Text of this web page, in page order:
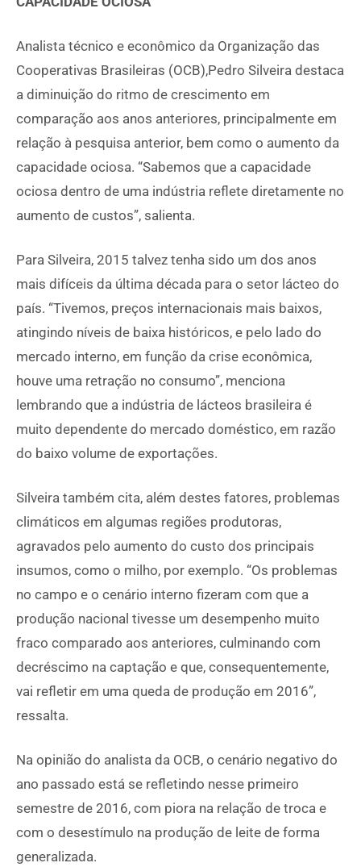
Analista técnico e econômico da Organização das
Cooperativas Brasileiras (OCB),Pedro Silveira destaca
a diminuição do ritmo de crescimento em
comparação aos anos anteriores, principalmente em
relação à pesquisa anterior, bem como o aumento da
capacidade ociosa. “Sabemos que a capacidade
ociosa dentro de uma indústria reflete diretamente no
aumento de custos”, salienta.
Para Silveira, 2015 talvez tenha sido um dos anos
mais difíceis da última década para o setor lácteo do
país. “Tivemos, preços internacionais mais baixos,
atingindo níveis de baixa históricos, e pelo lado do
mercado interno, em função da crise econômica,
houve uma retração no consumo”, menciona
lembrando que a indústria de lácteos brasileira é
muito dependente do mercado doméstico, em razão
do baixo volume de exportações.
Silveira também cita, além destes fatores, problemas
climáticos em algumas regiões produtoras,
agravados pelo aumento do custo dos principais
insumos, como o milho, por exemplo. “Os problemas
no campo e o cenário interno fizeram com que a
produção nacional tivesse um desempenho muito
fraco comparado aos anteriores, culminando com
decréscimo na captação e que, consequentemente,
vai refletir em uma queda de produção em 2016”,
ressalta.
Na opinião do analista da OCB, o cenário negativo do
ano passado está se refletindo nesse primeiro
semestre de 2016, com piora na relação de troca e
com o desestímulo na produção de leite de forma
generalizada.